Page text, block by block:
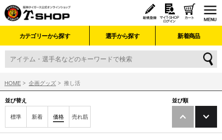
カテゴリーから探す 選手から探す 新着商品
HOME 企画グッズ 推し活
並び替え
標準 新着 価格 売れ筋
並び順